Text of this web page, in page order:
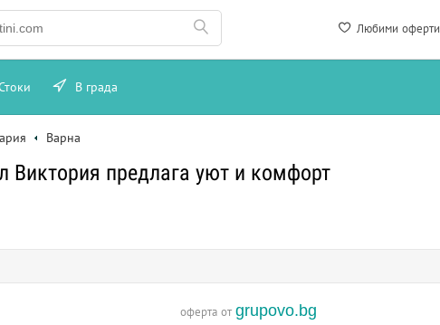
Любими оферти
В града
Варна
Виктория предлага уют и комфорт
оферта от grupovo.bg